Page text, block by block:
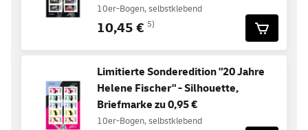
10er-Bogen, selbstklebend
10,45 € 5)
Limitierte Sonderedition "20 Jahre
Helene Fischer" - Silhouette,
Briefmarke zu 0,95 €
10er-Bogen, selbstklebend